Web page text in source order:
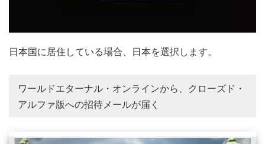
日本国に居住している場合、日本を選択します。
ワールドエターナル・オンラインから、クローズド・
アルファ版への招待メールが届く